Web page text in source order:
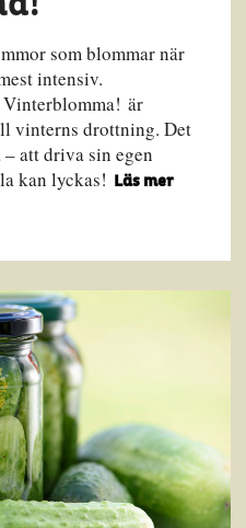
som blommar när
intensiv.
är
vinterns drottning. Det
att driva sin egen
kan lyckas!
Läs mer